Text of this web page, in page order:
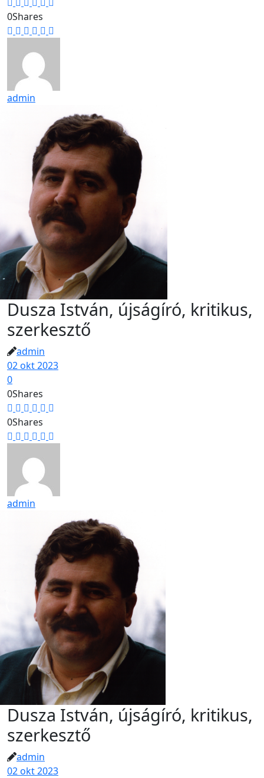
0Shares
admin
Dusza István, újságíró, kritikus,
szerkesztő
admin
02 okt 2023
0
0Shares
0Shares
admin
Dusza István, újságíró, kritikus,
szerkesztő
admin
02 okt 2023